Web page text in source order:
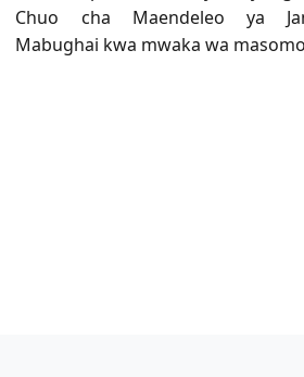
Chuo cha Maendeleo ya
Mabughai kwa mwaka wa